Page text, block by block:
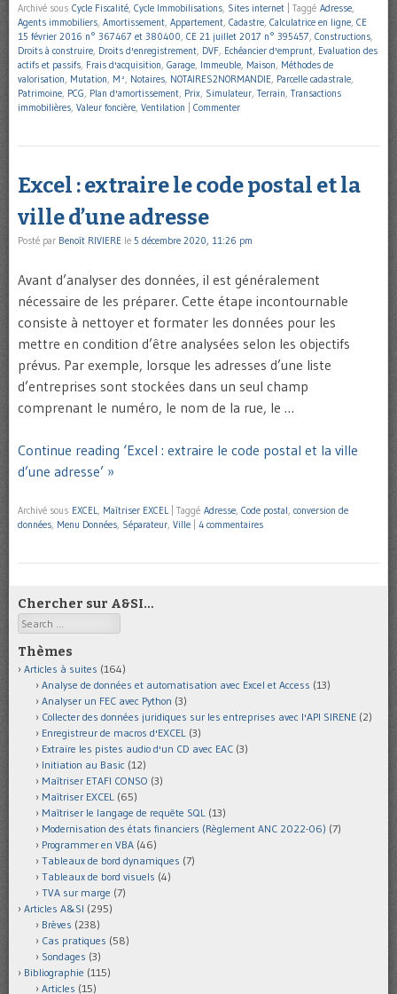
Archivé sous Cycle Fiscalité, Cycle Immobilisations, Sites internet Taggé Adresse,
Agents immobiliers, Amortissement, Appartement, Cadastre, Calculatrice en ligne, CE
15 février 2016 n° 367467 et 380400, CE 21 juillet 2017 n° 395457, Constructions,
Droits à construire, Droits d'enregistrement, DVF, Echéancier d'emprunt, Evaluation des
actifs et passifs, Frais d'acquisition, Garage, Immeuble, Maison, Méthodes de
valorisation, Mutation, M², Notaires, NOTAIRES2NORMANDIE, Parcelle cadastrale,
Patrimoine, PCG, Plan d'amortissement, Prix, Simulateur, Terrain, Transactions
immobilières, Valeur foncière, Ventilation Commenter
Excel : extraire le code postal et la
ville d’une adresse
Posté par Benoît RIVIERE le 5 décembre 2020, 11:26 pm
Avant d’analyser des données, il est généralement
nécessaire de les préparer. Cette étape incontournable
consiste à nettoyer et formater les données pour les
mettre en condition d’être analysées selon les objectifs
prévus. Par exemple, lorsque les adresses d’une liste
d’entreprises sont stockées dans un seul champ
comprenant le numéro, le nom de la rue, le …
Continue reading ‘Excel : extraire le code postal et la ville
d’une adresse’ »
Archivé sous EXCEL Maîtriser EXCEL Taggé Adresse Code postal conversion de
données Menu Données Séparateur Ville 4 commentaires
Chercher sur A&SI…
Search
Thèmes
Articles à suites (164)
Analyse de données et automatisation avec Excel et Access (13)
Analyser un FEC avec Python (3)
Collecter des données juridiques sur les entreprises avec l'API SIRENE (2)
Enregistreur de macros d'EXCEL (3)
Extraire les pistes audio d'un CD avec EAC (3)
Initiation au Basic (12)
Maîtriser ETAFI CONSO (3)
Maîtriser EXCEL (65)
Maîtriser le langage de requête SQL (13)
Modernisation des états financiers (Règlement ANC 2022-06) (7)
Programmer en VBA (46)
Tableaux de bord dynamiques (7)
Tableaux de bord visuels (4)
TVA sur marge (7)
Articles A&SI (295)
Brèves (238)
Cas pratiques (58)
Sondages (3)
Bibliographie (115)
Articles (15)